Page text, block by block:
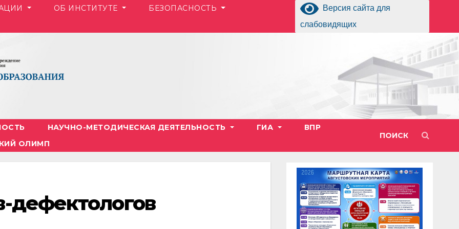
Версия сайта для
слабовидящих
ОБ ИНСТИТУТЕ
БЕЗОПАСНОСТЬ
ПОИСК
НАУЧНО-МЕТОДИЧЕСКАЯ ДЕЯТЕЛЬНОСТЬ ГИА
ВПР
ОЛИМП
дефектологов